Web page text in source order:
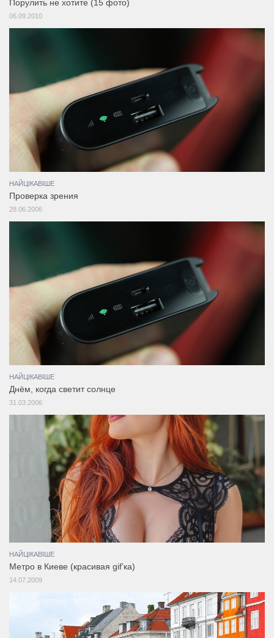
Порулить не хотите (15 фото)
06.09.2010
НАЙЦІКАВІШЕ
Проверка зрения
28.06.2006
НАЙЦІКАВІШЕ
Днём, когда светит солнце
31.03.2006
НАЙЦІКАВІШЕ
Метро в Киеве (красивая gif’ка)
14.07.2009